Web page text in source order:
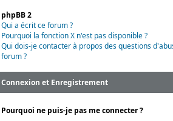
phpBB 2
Qui a écrit ce forum ?
Pourquoi la fonction X n'est pas disponible ?
Qui dois-je contacter à propos des questions
forum ?
Connexion et Enregistrement
Pourquoi ne puis-je pas me connecter ?